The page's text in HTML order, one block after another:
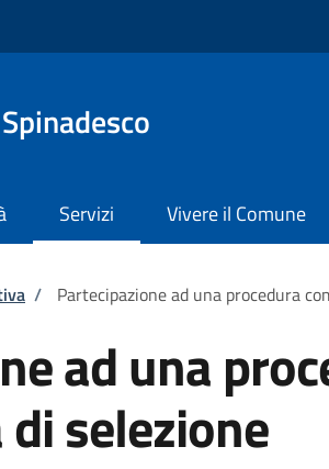
Servizi Vivere il Comune
/ Partecipazione ad una procedura
ad una
selezione